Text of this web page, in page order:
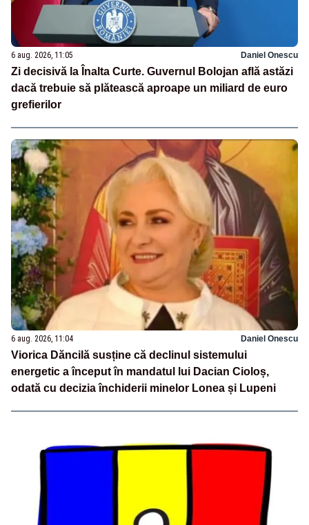
6 aug. 2026, 11:05 Daniel Onescu
Zi decisivă la Înalta Curte. Guvernul Bolojan află astăzi
dacă trebuie să plătească aproape un miliard de euro
grefierilor
6 aug. 2026, 11:04 Daniel Onescu
Viorica Dăncilă susține că declinul sistemului
energetic a început în mandatul lui Dacian Cioloș,
odată cu decizia închiderii minelor Lonea și Lupeni